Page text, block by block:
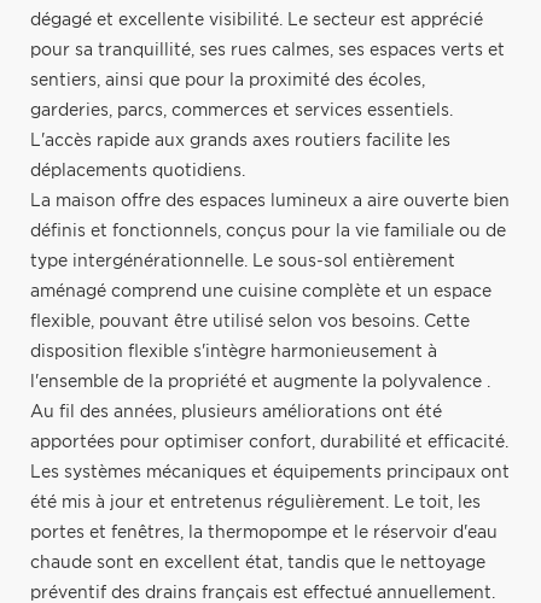
dégagé et excellente visibilité. Le secteur est apprécié
pour sa tranquillité, ses rues calmes, ses espaces verts et
sentiers, ainsi que pour la proximité des écoles,
garderies, parcs, commerces et services essentiels.
L'accès rapide aux grands axes routiers facilite les
déplacements quotidiens.
La maison offre des espaces lumineux a aire ouverte bien
définis et fonctionnels, conçus pour la vie familiale ou de
type intergénérationnelle. Le sous-sol entièrement
aménagé comprend une cuisine complète et un espace
flexible, pouvant être utilisé selon vos besoins. Cette
disposition flexible s'intègre harmonieusement à
l'ensemble de la propriété et augmente la polyvalence .
Au fil des années, plusieurs améliorations ont été
apportées pour optimiser confort, durabilité et efficacité.
Les systèmes mécaniques et équipements principaux ont
été mis à jour et entretenus régulièrement. Le toit, les
portes et fenêtres, la thermopompe et le réservoir d'eau
chaude sont en excellent état, tandis que le nettoyage
préventif des drains français est effectué annuellement.